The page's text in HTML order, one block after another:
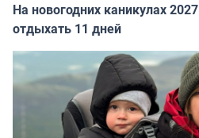
На новогодних каникулах
отдыхать 11 дней